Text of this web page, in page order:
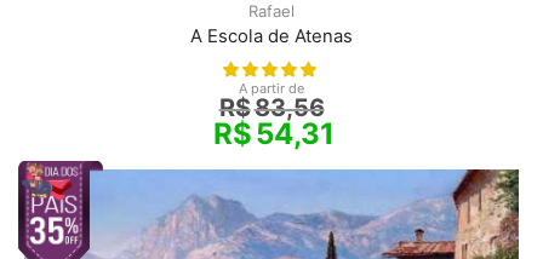
Rafael
A Escola de Atenas
A partir de
R$83,56
R$54,31